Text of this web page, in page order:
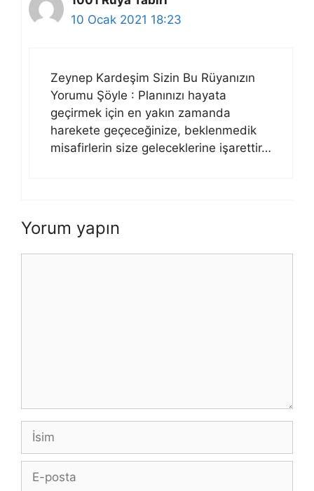
10 Ocak 2021 18:23
Zeynep Kardeşim Sizin Bu Rüyanızın
Yorumu Şöyle : Planınızı hayata
geçirmek için en yakın zamanda
harekete geçeceğinize, beklenmedik
misafirlerin size geleceklerine işarettir…
Yorum yapın
İsim
posta